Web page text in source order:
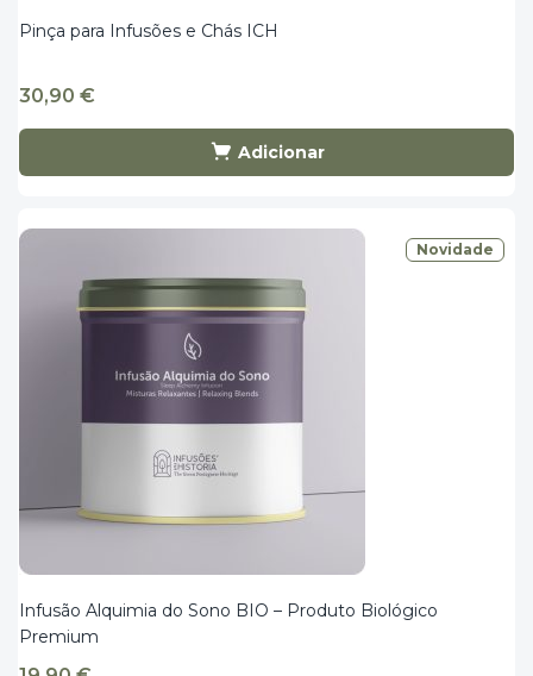
Pinça para Infusões e Chás ICH
30,90 €
Adicionar
Novidade
Infusão Alquimia do Sono BIO – Produto Biológico
Premium